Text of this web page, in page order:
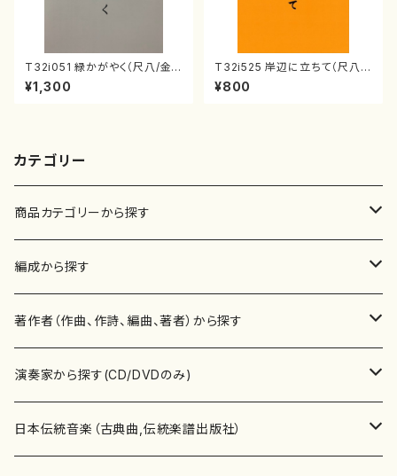
T32i051 緑かがやく（尺八/金
森高山/楽譜）都山流公刊楽譜曲
番：50
¥1,300
T32i525 岸辺に立ちて（尺八/
初代 中村双葉/楽譜）都山流公
刊楽譜曲番:2234
¥800
カテゴリー
商品カテゴリーから探す
楽譜
書籍
書籍
テキストブック
CD・DVD
チケット
編成から探す
邦楽器
箏・琴（ソロ）
箏・琴（合奏）
合唱
混声合唱
歌・声
著作者（作曲、作詩、編曲、著者）から探す
あ行
青木省三(アオキ ショウゾウ)
か行
演奏家から探す(CD/DVDのみ)
邦楽（箏、三味線、尺八等）演奏家
日本伝統音楽（古典曲,伝統楽譜出版社）